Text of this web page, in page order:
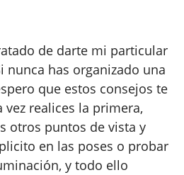
de darte mi particular
nunca has organizado una
que estos consejos te
vez realices la primera,
otros puntos de vista y
en las poses o probar
y todo ello